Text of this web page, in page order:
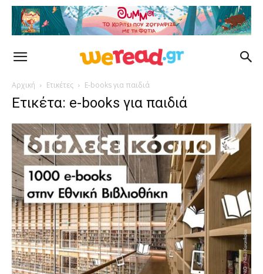
Αρχική Ετικέτες E-books για παιδιά
Ετικέτα: e-books για παιδιά